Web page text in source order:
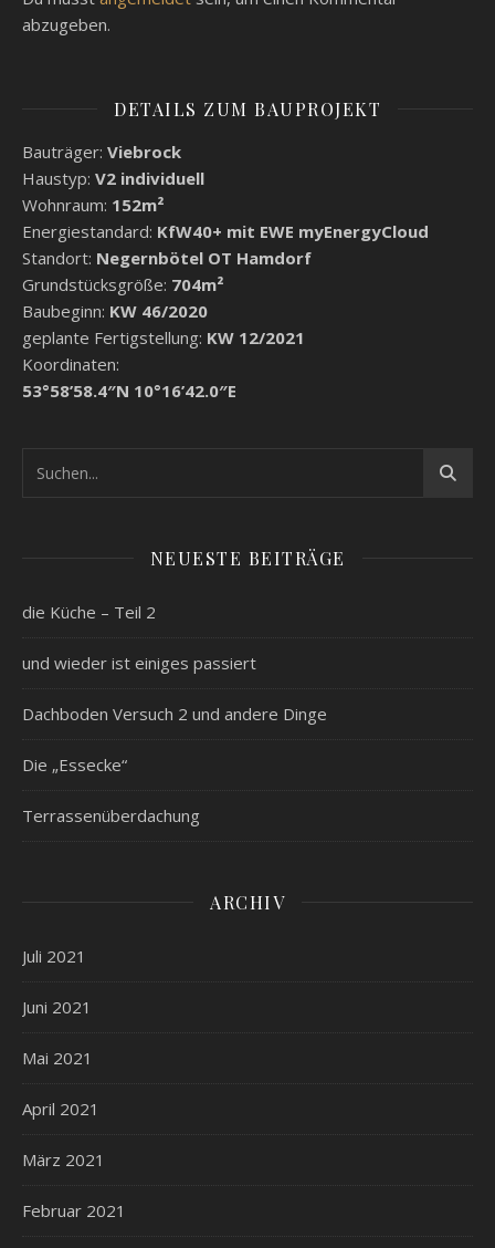
abzugeben.
DETAILS ZUM BAUPROJEKT
Bauträger: Viebrock
Haustyp: V2 individuell
Wohnraum: 152m²
Energiestandard: KfW40+ mit EWE myEnergyCloud
Standort: Negernbötel OT Hamdorf
Grundstücksgröße: 704m²
Baubeginn: KW 46/2020
geplante Fertigstellung: KW 12/2021
Koordinaten:
53°58’58.4″N 10°16’42.0″E
NEUESTE BEITRÄGE
die Küche – Teil 2
und wieder ist einiges passiert
Dachboden Versuch 2 und andere Dinge
Die „Essecke“
Terrassenüberdachung
ARCHIV
Juli 2021
Juni 2021
Mai 2021
April 2021
März 2021
Februar 2021